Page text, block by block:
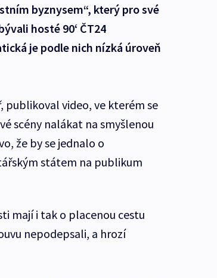
byznysem“, který pro své
hosté 90‘ ČT24
je podle nich nízká úroveň
publikoval video, ve kterém se
scény nalákat na smyšlenou
že by se jednalo o
státem na publikum
mají i tak o placenou cestu
nepodepsali, a hrozí